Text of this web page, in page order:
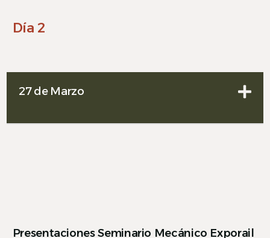
Día 2
27 de Marzo
Presentaciones Seminario Mecánico Exporail